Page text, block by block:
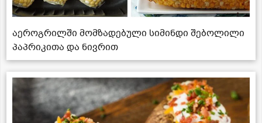
აეროგრილში მომზადებული სიმინდი შებოლილი
პაპრიკითა და ნივრით